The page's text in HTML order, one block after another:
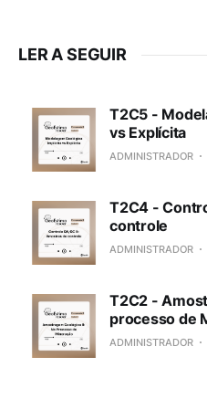
LER A SEGUIR
T2C5 -
vs Explícita
ADMINISTRADOR
T2C4 -
controle
ADMINISTRADOR
T2C2 -
processo de
ADMINISTRADOR